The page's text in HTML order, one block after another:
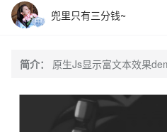
兜里只有三分钱~
简介： 原生Js显示富文本效果